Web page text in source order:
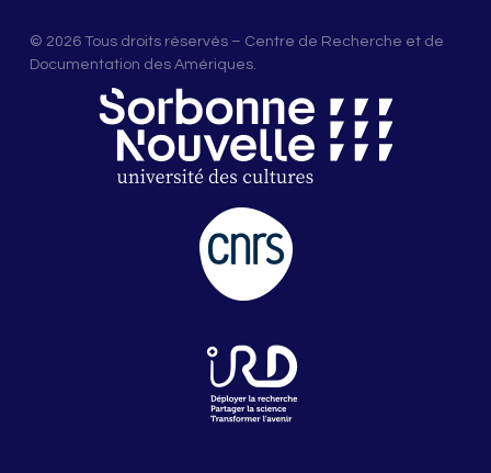
© 2026 Tous droits réservés – Centre de Recherche et de
Documentation des Amériques.